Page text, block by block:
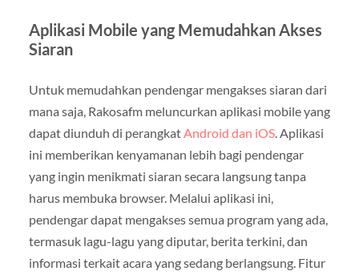
Aplikasi Mobile yang Memudahkan Akses
Siaran
Untuk memudahkan pendengar mengakses siaran dari
mana saja, Rakosafm meluncurkan aplikasi mobile yang
dapat diunduh di perangkat Android dan iOS. Aplikasi
ini memberikan kenyamanan lebih bagi pendengar
yang ingin menikmati siaran secara langsung tanpa
harus membuka browser. Melalui aplikasi ini,
pendengar dapat mengakses semua program yang ada,
termasuk lagu-lagu yang diputar, berita terkini, dan
informasi terkait acara yang sedang berlangsung. Fitur